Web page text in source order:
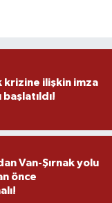
krizine ilişkin imza
başlatıldı!
Van-Şırnak yolu
önce